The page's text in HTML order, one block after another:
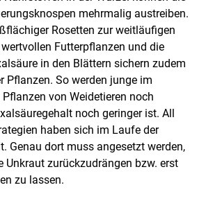
mehrmalig austreiben.
Rosetten zur weitläufigen
Futterpflanzen und die
in den Blättern sichern zudem
Pflanzen. So werden junge im
von Weidetieren noch
noch geringer ist. All
haben sich im Laufe der
Genau dort muss angesetzt werden,
Unkraut zurückzudrängen bzw. erst
zu lassen.